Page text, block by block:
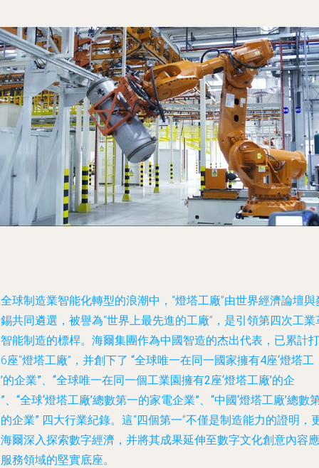
球制造業智能化轉型的浪潮中，“燈塔工廠”由世界經濟論壇與
共同遴選，被譽為“世界上最先進的工廠”，是引領第四次工業
能制造的標桿。海爾集團作為中國智造的杰出代表，已累計打
座“燈塔工廠”，并創下了 “全球唯一在同一國家擁有4座‘燈塔工
的企業”、“全球唯一在同一個工業園擁有2座‘燈塔工廠’的企
、“全球‘燈塔工廠’總數第一的家電企業”、“中國‘燈塔工廠’總數
企業” 四大行業紀錄。這“四個第一”不僅是制造能力的證明，
爾深入探索數字經濟，并將其成果延伸至數字文化創意內容應
務領域的堅實底座。